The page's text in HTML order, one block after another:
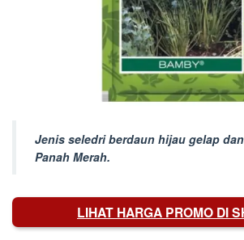
Jenis seledri berdaun hijau gelap
Panah Merah.
LIHAT HARGA PROMO DI